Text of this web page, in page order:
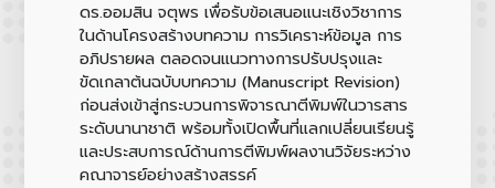
ดร.ออมสิน จตุพร เพื่อรับข้อเสนอแนะเชิงวิชาการ
ในด้านโครงสร้างบทความ การวิเคราะห์ข้อมูล การ
อภิปรายผล ตลอดจนแนวทางการปรับปรุงและ
ขัดเกลาต้นฉบับบทความ (Manuscript Revision)
ก่อนส่งเข้าสู่กระบวนการพิจารณาตีพิมพ์ในวารสาร
ระดับนานาชาติ พร้อมทั้งเปิดพื้นที่แลกเปลี่ยนเรียนรู้
และประสบการณ์ด้านการตีพิมพ์ผลงานวิจัยระหว่าง
คณาจารย์อย่างสร้างสรรค์